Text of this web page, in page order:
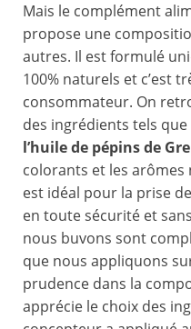
Mais le complément
propose une
autres. Il est formulé
100% naturels et c’est
consommateur. On
des ingrédients tels que
l’huile de pépins de
colorants et les arômes
est idéal pour la prise
en toute sécurité et
nous buvons sont
que nous appliquons
prudence dans la
apprécie le choix des